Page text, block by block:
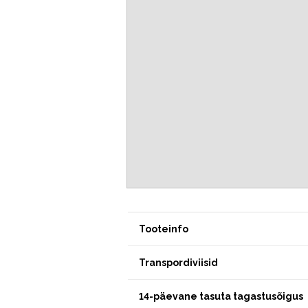
Tooteinfo
Transpordiviisid
14-päevane tasuta tagastusõigus